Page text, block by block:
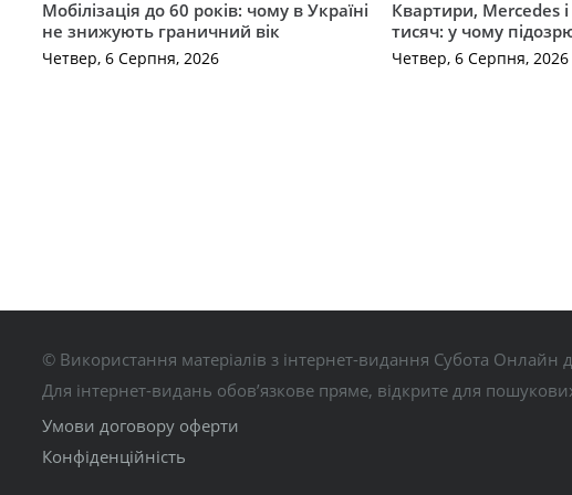
Мобілізація до 60 років: чому в Україні
не знижують граничний вік
Четвер, 6 Серпня, 2026
Квартири, Mercedes
тисяч: у чому
Четвер, 6 Серпня, 2026
© Використання матеріалів з інтернет-видання Субота
Для інтернет-видань обов’язкове пряме, відкрите для
Умови договору оферти
Конфіденційність